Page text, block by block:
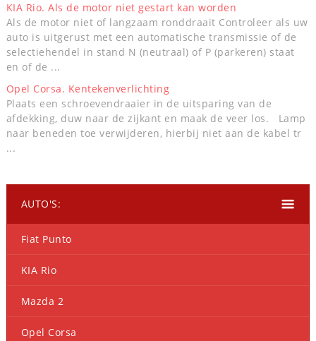
KIA Rio. Als de motor niet gestart kan worden
Als de motor niet of langzaam ronddraait Controleer als uw
auto is uitgerust met een automatische transmissie of de
selectiehendel in stand N (neutraal) of P (parkeren) staat
en of de ...
Opel Corsa. Kentekenverlichting
Plaats een schroevendraaier in de uitsparing van de
afdekking, duw naar de zijkant en maak de veer los. Lamp
naar beneden toe verwijderen, hierbij niet aan de kabel tr
...
AUTO'S:
Fiat Punto
KIA Rio
Mazda 2
Opel Corsa